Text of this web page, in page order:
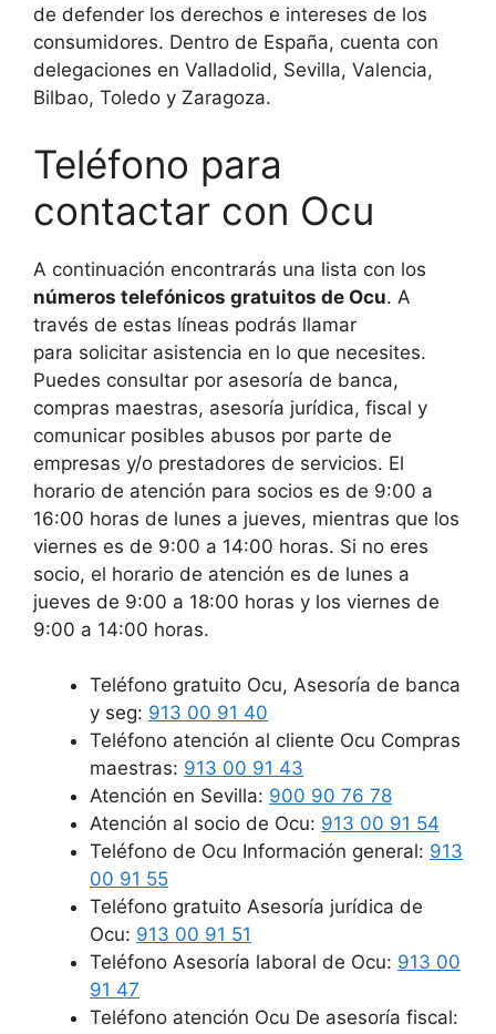
de defender los derechos e intereses de los
consumidores. Dentro de España, cuenta con
delegaciones en Valladolid, Sevilla, Valencia,
Bilbao, Toledo y Zaragoza.
Teléfono para
contactar con Ocu
A continuación encontrarás una lista con los
números telefónicos gratuitos de Ocu. A
través de estas líneas podrás llamar
para solicitar asistencia en lo que necesites.
Puedes consultar por asesoría de banca,
compras maestras, asesoría jurídica, fiscal y
comunicar posibles abusos por parte de
empresas y/o prestadores de servicios. El
horario de atención para socios es de 9:00 a
16:00 horas de lunes a jueves, mientras que los
viernes es de 9:00 a 14:00 horas. Si no eres
socio, el horario de atención es de lunes a
jueves de 9:00 a 18:00 horas y los viernes de
9:00 a 14:00 horas.
Teléfono gratuito Ocu, Asesoría de banca
y seg: 913 00 91 40
Teléfono atención al cliente Ocu Compras
maestras: 913 00 91 43
Atención en Sevilla: 900 90 76 78
Atención al socio de Ocu: 913 00 91 54
Teléfono de Ocu Información general: 913
00 91 55
Teléfono gratuito Asesoría jurídica de
Ocu: 913 00 91 51
Teléfono Asesoría laboral de Ocu: 913 00
91 47
Teléfono atención Ocu De asesoría fiscal: